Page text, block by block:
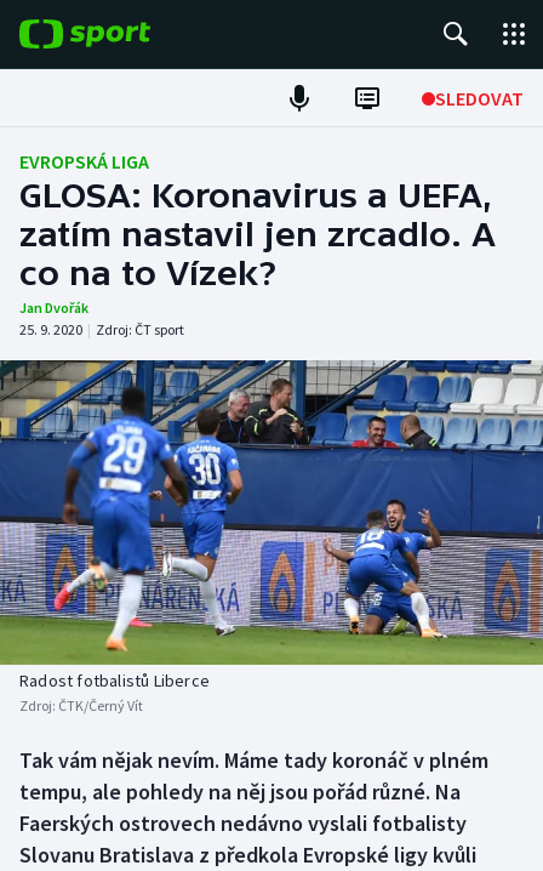
SLEDOVAT
Fotbal
Hokej
Tenis
Atletika
Cyklistika
DALŠÍ SPORTY
Americký fotbal
Baseball a softbal
Basketbal
Biatlon
Box
Curling
NEPŘEHLÉDNĚTE
Soutěže
Historické návraty
Aplikace ČT sport
EVROPSKÁ LIGA
GLOSA: Koronavirus a UEFA,
zatím nastavil jen zrcadlo. A
co na to Vízek?
Jan Dvořák
25. 9. 2020 | Zdroj: ČT sport
Radost fotbalistů Liberce
Zdroj: ČTK/Černý Vít
Tak vám nějak nevím. Máme tady koronáč v plném
tempu, ale pohledy na něj jsou pořád různé. Na
Faerských ostrovech nedávno vyslali fotbalisty
Slovanu Bratislava z předkola Evropské ligy kvůli